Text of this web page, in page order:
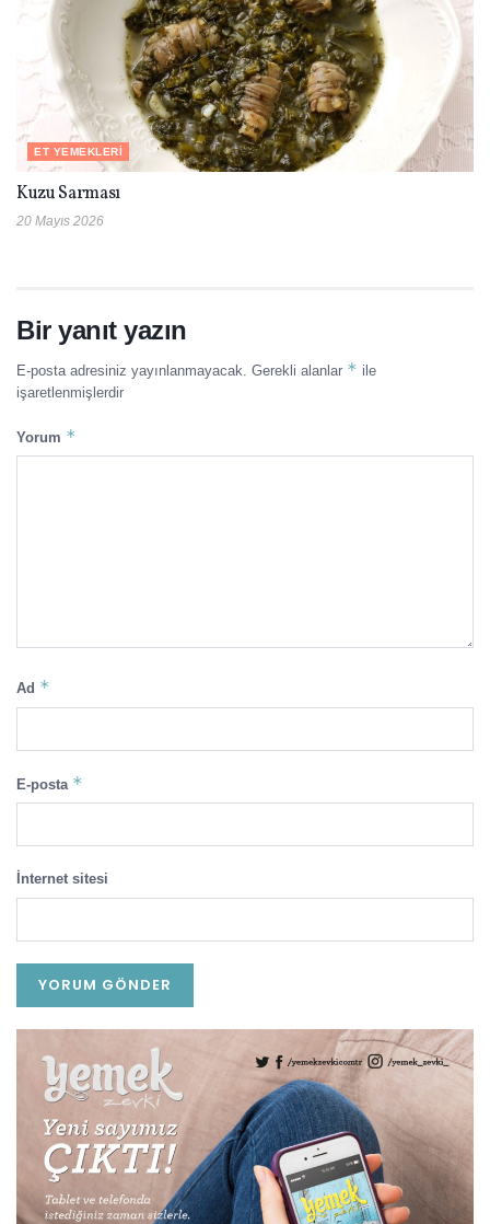
ET YEMEKLERI
Kuzu Sarması
20 Mayıs 2026
Bir yanıt yazın
E-posta adresiniz yayınlanmayacak. Gerekli alanlar * ile
işaretlenmişlerdir
Yorum *
Ad *
E-posta *
İnternet sitesi